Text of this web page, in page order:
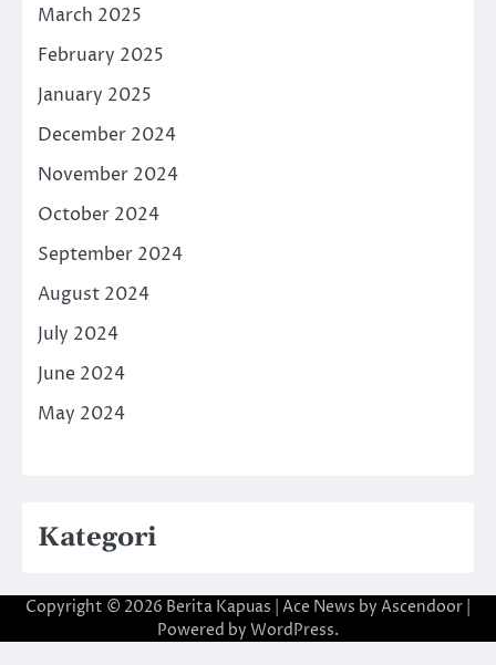
March 2025
February 2025
January 2025
December 2024
November 2024
October 2024
September 2024
August 2024
July 2024
June 2024
May 2024
Kategori
Copyright © 2026 Berita Kapuas | Ace News by Ascendoor
Powered by WordPress.